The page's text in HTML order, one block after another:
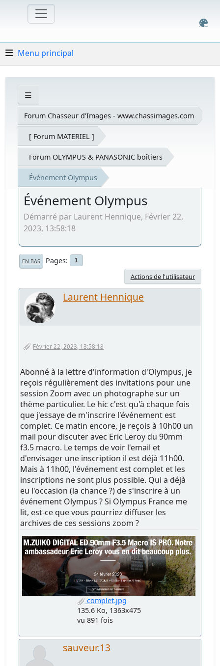
Menu principal
Forum Chasseur d'Images - www.chassimages.com
[ Forum MATERIEL ]
Forum OLYMPUS & PANASONIC boîtiers
Événement Olympus
Événement Olympus
Démarré par Laurent Hennique, Février 22,
2023, 13:58:18
EN BAS Pages 1
Actions de l'utilisateur
Laurent Hennique
Février 22, 2023, 13:58:18
Abonné à la lettre d'information d'Olympus, je
reçois régulièrement des invitations pour une
session Zoom avec un photographe sur un
thème particulier. Le hic c'est qu'à chaque fois
que j'essaye de m'inscrire l'événement est
complet. Ce matin encore, je reçois à 10h00 un
mail pour discuter avec Eric Leroy du 90mm
f3.5 macro. Le temps de voir l'email et
d'envisager une inscription il est déjà 11h00.
Mais à 11h00, l'événement est complet et les
inscriptions ne sont plus possible. Qui a déjà
eu l'occasion (la chance ?) de s'inscrire à un
événement Olympus ? Si Olympus France me
lit, est-ce que vous pourriez diffuser les
archives de ces sessions zoom ?
complet.jpg
135.6 Ko, 1363x475
vu 891 fois
sauveur.13